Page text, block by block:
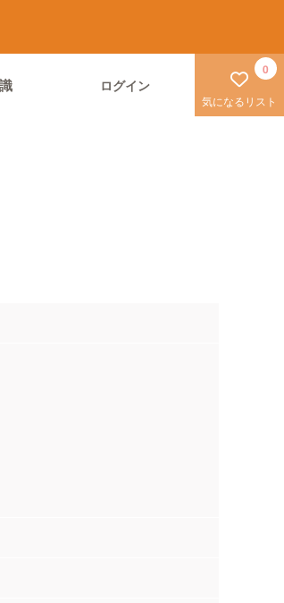
ログイン
気になるリスト
0